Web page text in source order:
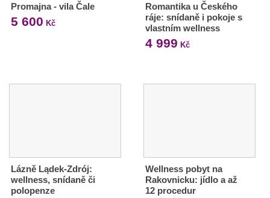
Promajna - vila Čale
5 600 Kč
Romantika u Českého
ráje: snídaně i pokoje s
vlastním wellness
4 999 Kč
Lázně Lądek-Zdrój:
wellness, snídaně či
polopenze
Wellness pobyt na
Rakovnicku: jídlo a až
12 procedur